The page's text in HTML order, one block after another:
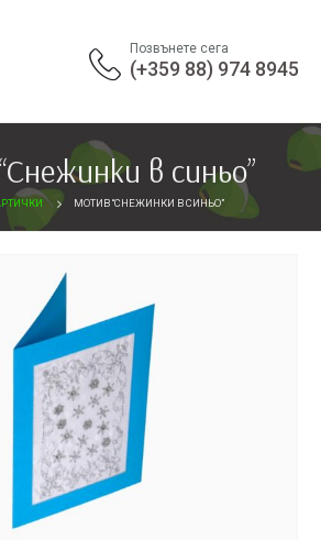
Позвънете сега
(+359 88) 974 8945
в синьо”
МОТИВ “СНЕЖИНКИ В СИНЬО”